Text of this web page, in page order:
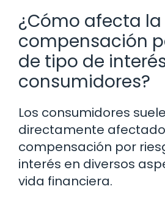
¿Cómo afecta la
compensación
de tipo de
consumidores?
Los consumidores
directamente
compensación por
interés en diversos
vida financiera.